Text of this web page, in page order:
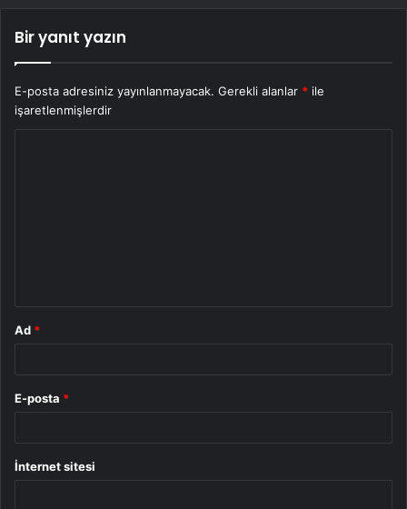
Bir yanıt yazın
E-posta adresiniz yayınlanmayacak. Gerekli alanlar * ile
işaretlenmişlerdir
Ad *
E-posta *
İnternet sitesi